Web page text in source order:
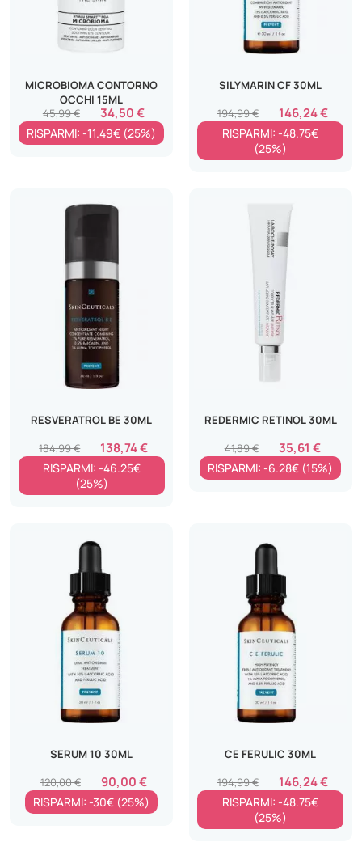
MICROBIOMA CONTORNO
OCCHI 15ML
34,50 €
45,99 €
RISPARMI: -11.49€ (25%)
SILYMARIN CF 30ML
146,24 €
194,99 €
RISPARMI: -48.75€
(25%)
RESVERATROL BE 30ML
138,74 €
184,99 €
RISPARMI: -46.25€
(25%)
REDERMIC RETINOL 30ML
35,61 €
41,89 €
RISPARMI: -6.28€ (15%)
SERUM 10 30ML
90,00 €
120,00 €
RISPARMI: -30€ (25%)
CE FERULIC 30ML
146,24 €
194,99 €
RISPARMI: -48.75€
(25%)